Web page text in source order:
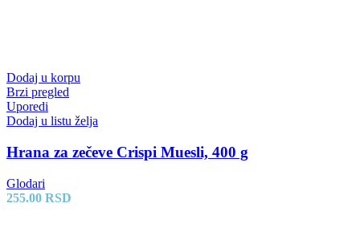
Dodaj u korpu
Brzi pregled
Uporedi
Dodaj u listu želja
Hrana za zečeve Crispi Muesli, 400 g
Glodari
255.00 RSD